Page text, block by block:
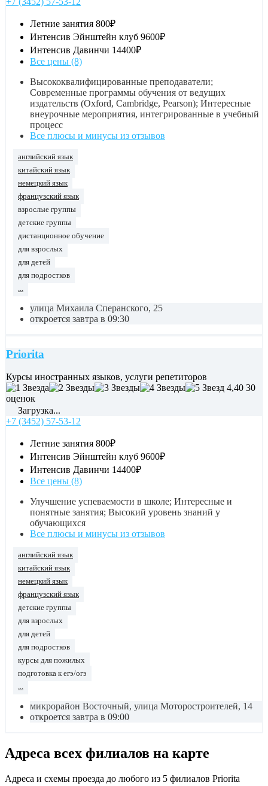
Летние занятия 800₽
Интенсив Эйнштейн клуб 9600₽
Интенсив Давинчи 14400₽
Все цены (8)
Высококвалифицированные преподаватели;
Современные программы обучения от ведущих
издательств (Oxford, Cambridge, Pearson); Интересные
внеурочные мероприятия, интегрированные в учебный
процесс
Все плюсы и минусы из отзывов
английский язык
китайский язык
немецкий язык
французский язык
взрослые группы
детские группы
дистанционное обучение
для взрослых
для детей
для подростков
...
улица Михаила Сперанского, 25
откроется завтра в 09:30
Priorita
Курсы иностранных языков, услуги репетиторов
4,40 30
оценок
Загрузка...
+7 (3452) 57-53-12
Летние занятия 800₽
Интенсив Эйнштейн клуб 9600₽
Интенсив Давинчи 14400₽
Все цены (8)
Улучшение успеваемости в школе; Интересные и
понятные занятия; Высокий уровень знаний у
обучающихся
Все плюсы и минусы из отзывов
английский язык
китайский язык
немецкий язык
французский язык
детские группы
для взрослых
для детей
для подростков
курсы для пожилых
подготовка к егэ/огэ
...
микрорайон Восточный, улица Моторостроителей, 14
откроется завтра в 09:00
Адреса всех филиалов на карте
Адреса и схемы проезда до любого из 5 филиалов Priorita